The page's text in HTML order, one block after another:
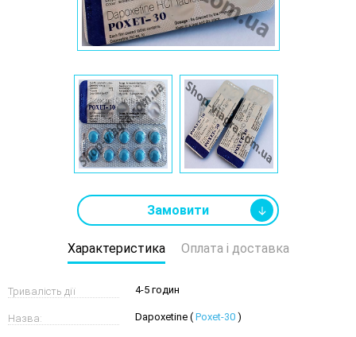
Характеристика Оплата і доставка
Замовити
Тривалість дії 4-5 годин
Назва: Dapoxetine ( Poxet-30 )